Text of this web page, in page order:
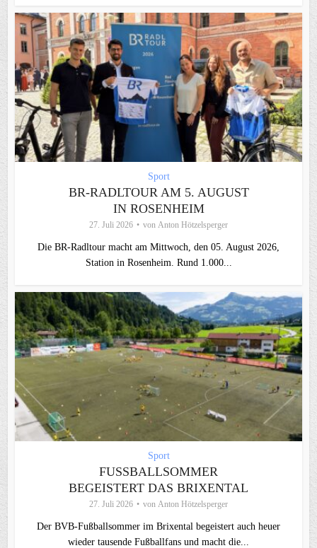
Sport
BR-RADLTOUR AM 5. AUGUST
IN ROSENHEIM
27. Juli 2026 von Anton Hötzelsperger
Die BR-Radltour macht am Mittwoch, den 05. August 2026,
Station in Rosenheim. Rund 1.000...
Sport
FUSSBALLSOMMER B
EGEISTERT DAS BRIXENTAL
27. Juli 2026 von Anton Hötzelsperger
Der BVB-Fußballsommer im Brixental begeistert auch heuer
wieder tausende Fußballfans und macht die...